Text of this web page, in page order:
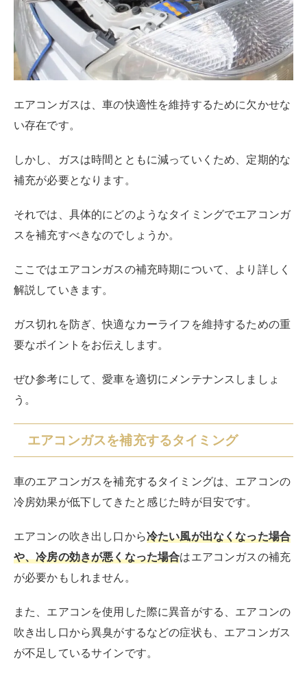
エアコンガスは、車の快適性を維持するために欠かせな
い存在です。
しかし、ガスは時間とともに減っていくため、定期的な
補充が必要となります。
それでは、具体的にどのようなタイミングでエアコンガ
スを補充すべきなのでしょうか。
ここではエアコンガスの補充時期について、より詳しく
解説していきます。
ガス切れを防ぎ、快適なカーライフを維持するための重
要なポイントをお伝えします。
ぜひ参考にして、愛車を適切にメンテナンスしましょ
う。
エアコンガスを補充するタイミング
車のエアコンガスを補充するタイミングは、エアコンの
冷房効果が低下してきたと感じた時が目安です。
エアコンの吹き出し口から冷たい風が出なくなった場合
や、冷房の効きが悪くなった場合はエアコンガスの補充
が必要かもしれません。
また、エアコンを使用した際に異音がする、エアコンの
吹き出し口から異臭がするなどの症状も、エアコンガス
が不足しているサインです。